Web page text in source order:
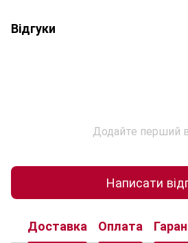
Відгуки
Додайте перший
Написати
Доставка Оплата